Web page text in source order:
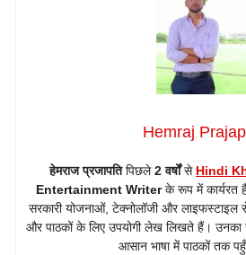
Hemraj
हेमराज प्रजापतिपिछले2 वर्षोंसे Hindi
Entertainment Writerके रूप में कार्यरत
सरकारी योजनाओं, टेक्नोलॉजी और
और पाठकों के लिए उपयोगी लेख लिखते हैं। उनका
आसान भाषा में पाठकों तक